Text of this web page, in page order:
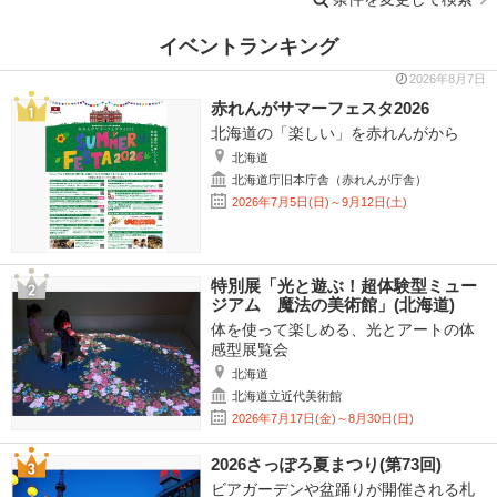
イベントランキング
2026年8月7日
赤れんがサマーフェスタ2026
北海道の「楽しい」を赤れんがから
北海道
北海道庁旧本庁舎（赤れんが庁舎）
2026年7月5日(日)～9月12日(土)
特別展「光と遊ぶ！超体験型ミュー
ジアム 魔法の美術館」(北海道)
体を使って楽しめる、光とアートの体
感型展覧会
北海道
北海道立近代美術館
2026年7月17日(金)～8月30日(日)
2026さっぽろ夏まつり(第73回)
ビアガーデンや盆踊りが開催される札